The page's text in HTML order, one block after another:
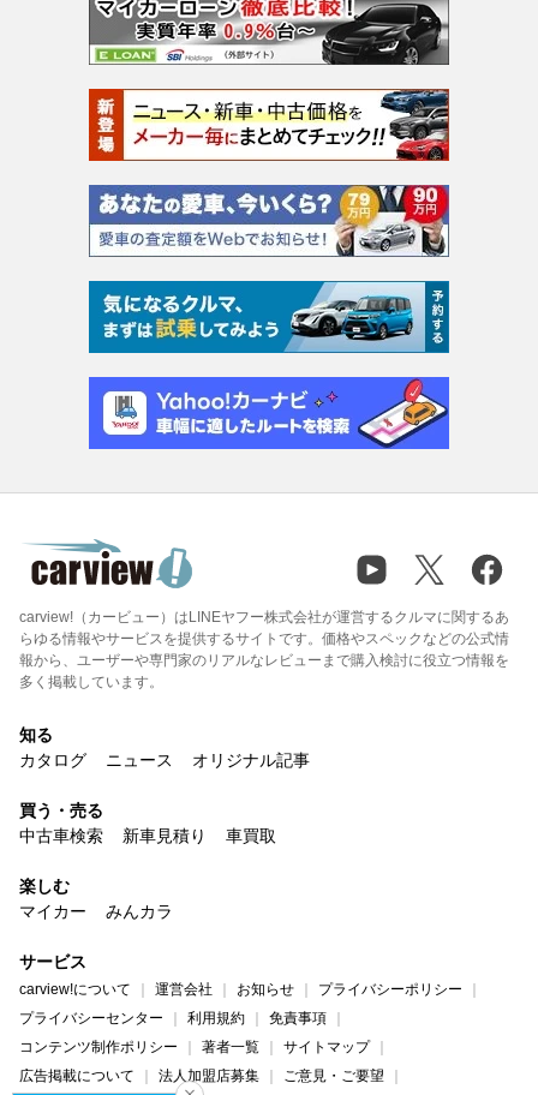
carview!（カービュー）はLINEヤフー株式会社が運営するクルマに関するあ
らゆる情報やサービスを提供するサイトです。価格やスペックなどの公式情
報から、ユーザーや専門家のリアルなレビューまで購入検討に役立つ情報を
多く掲載しています。
知る
カタログ
ニュース オリジナル記事
買う・売る
中古車検索
新車見積り 車買取
楽しむ
マイカー
みんカラ
サービス
carview!について 運営会社 お知らせ
プライバシーポリシー
プライバシーセンター
利用規約
免責事項
コンテンツ制作ポリシー
著者一覧
サイトマップ
広告掲載について
法人加盟店募集 ご意見・ご要望